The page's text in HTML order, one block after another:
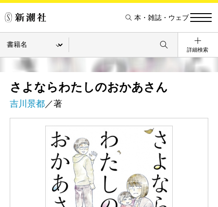
本・雑誌・ウェブ
詳細検索
さよならわたしのおかあさん
吉川景都／著